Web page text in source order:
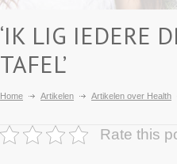
‘IK LIG IEDERE
TAFEL’
Home Artikelen Artikelen over Health
Rate this